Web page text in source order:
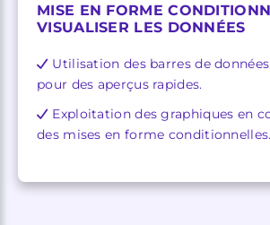
MISE EN FORME
VISUALISER LES DONNÉES
Utilisation des barres de
pour des aperçus rapides.
Exploitation des graphiques en
des mises en forme conditionnelles.